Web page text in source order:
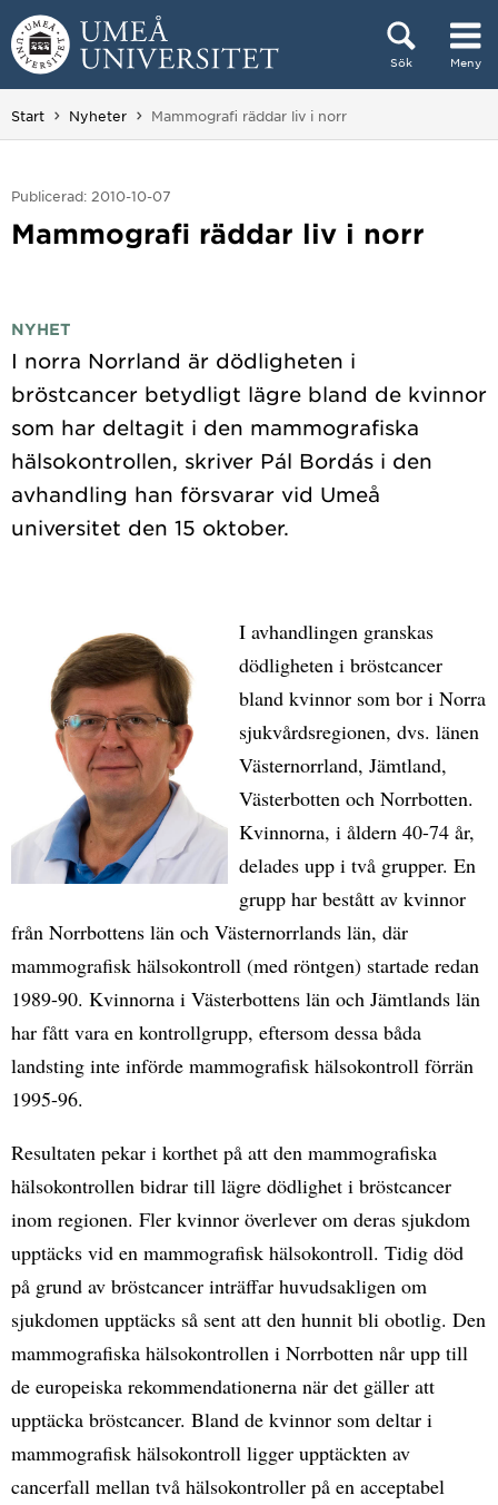
Hoppa direkt till innehållet
Sök Meny
Huvudmenyn dold.
Start Nyheter Du är här:
Mammografi räddar liv i norr
Publicerad: 2010-10-07
Mammografi räddar liv i norr
NYHET
I norra Norrland är dödligheten i
bröstcancer betydligt lägre bland de kvinnor
som har deltagit i den mammografiska
hälsokontrollen, skriver Pál Bordás i den
avhandling han försvarar vid Umeå
I avhandlingen granskas
dödligheten i bröstcancer
bland kvinnor som bor i Norra
sjukvårdsregionen, dvs. länen
Västernorrland, Jämtland,
Västerbotten och Norrbotten.
Kvinnorna, i åldern 40-74 år,
delades upp i två grupper. En
grupp har bestått av kvinnor
från Norrbottens län och Västernorrlands län, där
mammografisk hälsokontroll (med röntgen) startade redan
1989-90. Kvinnorna i Västerbottens län och Jämtlands län
har fått vara en kontrollgrupp, eftersom dessa båda
landsting inte införde mammografisk hälsokontroll förrän
1995-96.
Resultaten pekar i korthet på att den mammografiska
hälsokontrollen bidrar till lägre dödlighet i bröstcancer
inom regionen. Fler kvinnor överlever om deras sjukdom
upptäcks vid en mammografisk hälsokontroll. Tidig död
på grund av bröstcancer inträffar huvudsakligen om
sjukdomen upptäcks så sent att den hunnit bli obotlig. Den
mammografiska hälsokontrollen i Norrbotten når upp till
de europeiska rekommendationerna när det gäller att
upptäcka bröstcancer. Bland de kvinnor som deltar i
mammografisk hälsokontroll ligger upptäckten av
cancerfall mellan två hälsokontroller på en acceptabel